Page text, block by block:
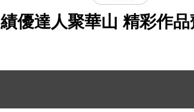
績優達人聚華山 精彩作